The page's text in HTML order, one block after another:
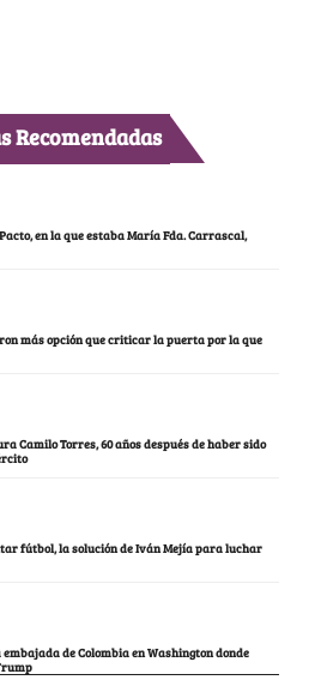
Recomendadas
en la que estaba María Fda. Carrascal,
más opción que criticar la puerta por la que
Camilo Torres, 60 años después de haber sido
fútbol, la solución de Iván Mejía para luchar
embajada de Colombia en Washington donde